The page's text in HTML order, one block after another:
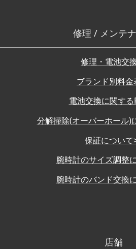
修理 / メンテ
修理・電池交
ブランド別料金
電池交換に関する
分解掃除(オーバーホール)
保証について
腕時計のサイズ調整
腕時計のバンド交換
店舗